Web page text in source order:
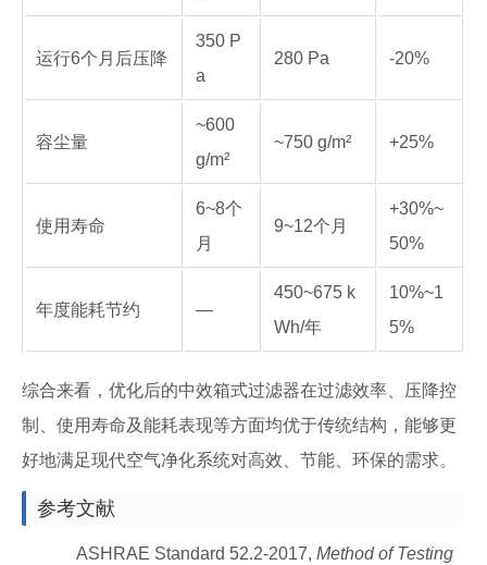
运行6个月后压降
350 P
a
280 Pa -20%
容尘量
~600
g/m²
~750 g/m² +25%
使用寿命
6~8个
月
9~12个月
+30%~
50%
年度能耗节约 —
450~675 k
Wh/年
10%~1
5%
综合来看，优化后的中效箱式过滤器在过滤效率、压降控
制、使用寿命及能耗表现等方面均优于传统结构，能够更
好地满足现代空气净化系统对高效、节能、环保的需求。
参考文献
ASHRAE Standard 52.2-2017, Method of Testing